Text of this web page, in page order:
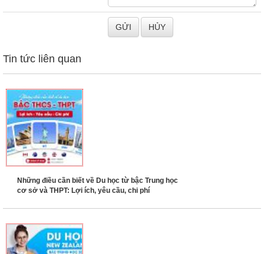
Tin tức liên quan
Những điều cần biết về Du học từ bậc Trung học
cơ sở và THPT: Lợi ích, yêu cầu, chi phí